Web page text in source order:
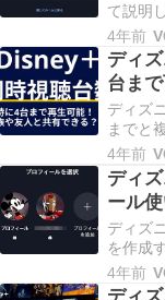
アック
説
て説明
グはい
意して
の再登
に関す
...
ス All
4年前
ディ
台ま
有で
ディズ
までと
ってい
どうな
有して
に同時
All
4年前
ディ
ール
につ
ディズ
を作成
利用す
ことで
4年前